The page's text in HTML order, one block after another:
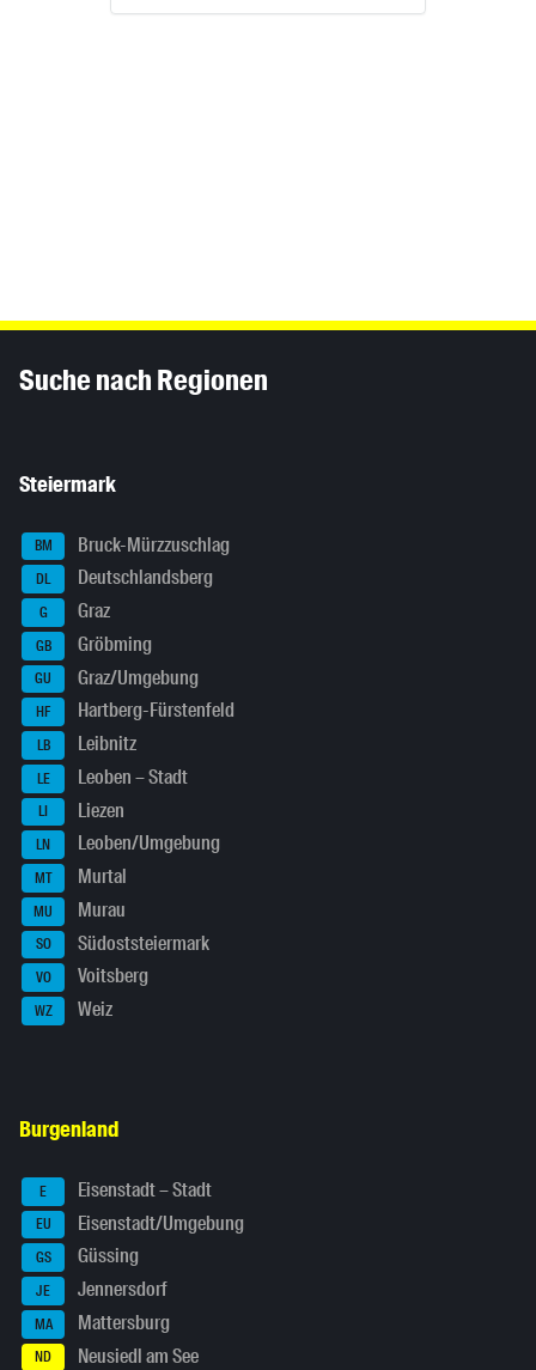
Suche nach Regionen
Steiermark
BM Bruck-Mürzzuschlag
DL Deutschlandsberg
G Graz
GB Gröbming
GU Graz/Umgebung
HF Hartberg-Fürstenfeld
LB Leibnitz
LE Leoben – Stadt
LI Liezen
LN Leoben/Umgebung
MT Murtal
MU Murau
SO Südoststeiermark
VO Voitsberg
WZ Weiz
Burgenland
E Eisenstadt – Stadt
EU Eisenstadt/Umgebung
GS Güssing
JE Jennersdorf
MA Mattersburg
ND Neusiedl am See